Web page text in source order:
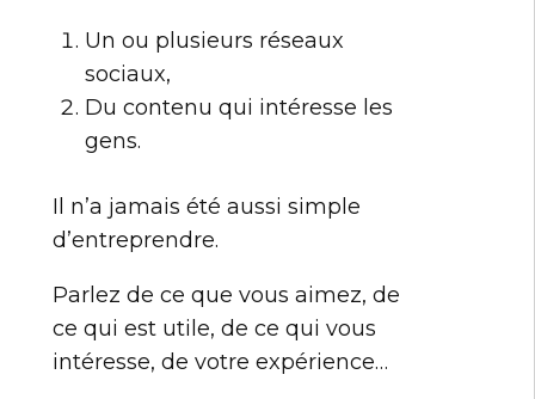
Un ou plusieurs réseaux
sociaux,
Du contenu qui intéresse les
gens.
Il n’a jamais été aussi simple
d’entreprendre.
Parlez de ce que vous aimez, de
ce qui est utile, de ce qui vous
intéresse, de votre expérience…